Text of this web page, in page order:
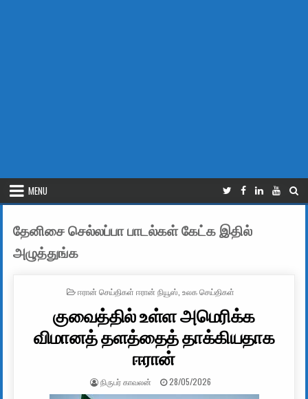
MENU
தேனிசை செல்லப்பா பாடல்கள் கேட்க இதில்
அழுத்துங்க
POSTED IN
ஈரான் செய்திகள் ஈரான் நியூஸ் உலக செய்திகள்
குவைத்தில் உள்ள அமெரிக்க
விமானத் தளத்தைத் தாக்கியதாக
ஈரான்
AUTHOR:
நிருபர் காவலன் PUBLISHED DATE:
28/05/2026